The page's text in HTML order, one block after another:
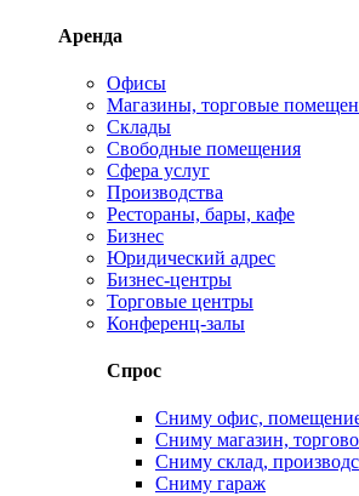
Аренда
Офисы
Магазины, торговые
Склады
Свободные помещения
Сфера услуг
Производства
Рестораны, бары, кафе
Бизнес
Юридический адрес
Бизнес-центры
Торговые центры
Конференц-залы
Спрос
Сниму офис,
Сниму магазин,
Сниму склад,
Сниму гараж